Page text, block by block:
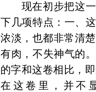
现在初步把这
下几项特点：一、
浓淡，也都非常清
有肉，不失神气的
的字和这卷相比，
在这卷里，并不